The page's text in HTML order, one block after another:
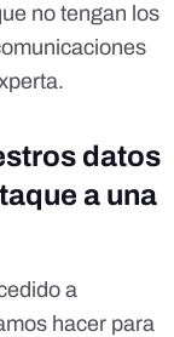
no tengan los
datos
a una
a
hacer para